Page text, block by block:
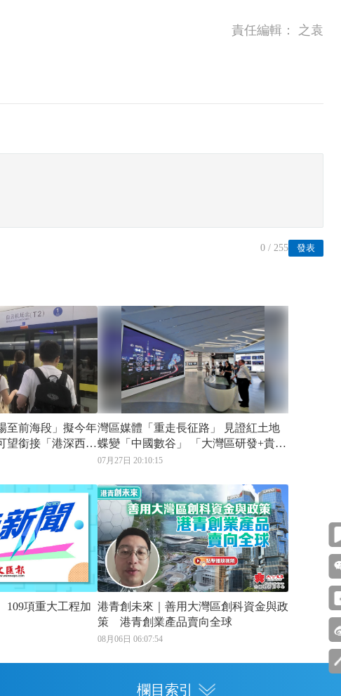
責任編輯： 之袁
發表
0 / 255
至前海段」擬今年
銜接「港深西部
灣區媒體「重走長征路」 見證紅土地
蝶變「中國數谷」 「大灣區研發+貴州
算力」協同破局 數智產業規模近三千
07月27日 20:10:15
項重大工程加 港青創未來｜善用大灣區創科資金與政
策 港青創業產品賣向全球
08月06日 06:07:54
欄目索引